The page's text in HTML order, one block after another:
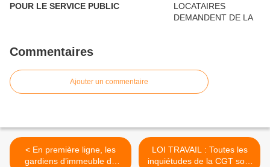
POUR LE SERVICE PUBLIC
Commentaires
Ajouter un commentaire
< En première ligne, les
gardiens d’immeuble de
LOI TRAVAIL : Toutes les
inquiétudes de la CGT sont